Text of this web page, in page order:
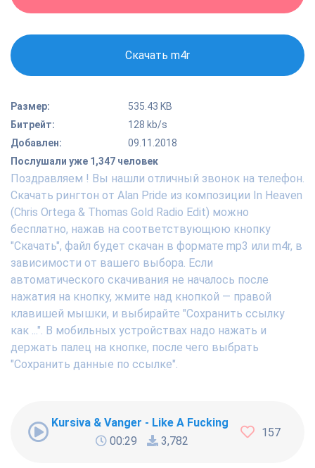
Скачать m4r
Размер:
535.43 KB
Битрейт:
128 kb/s
Добавлен:
09.11.2018
Послушали уже 1,347 человек
Поздравляем ! Вы нашли отличный звонок на телефон.
Скачать рингтон от Alan Pride из композиции In Heaven
(Chris Ortega & Thomas Gold Radio Edit) можно
бесплатно, нажав на соответствующюю кнопку
"Скачать", файл будет скачан в формате mp3 или m4r, в
зависимости от вашего выбора. Если
автоматического скачивания не началось после
нажатия на кнопку, жмите над кнопкой — правой
клавишей мышки, и выбирайте "Сохранить ссылку
как ...". В мобильных устройствах надо нажать и
держать палец на кнопке, после чего выбрать
"Сохранить данные по ссылке".
Kursiva & Vanger - Like A Fucking Newbie
00:29
3,782
157